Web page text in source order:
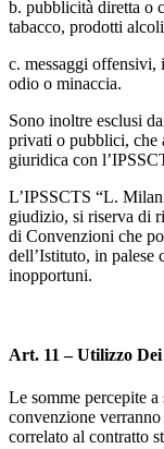
b. pubblicità diretta o
tabacco, prodotti
c. messaggi offensivi,
odio o minaccia.
Sono inoltre esclusi
privati o pubblici, che
giuridica con
L’IPSSCTS “L.
giudizio, si riserva di
di Convenzioni che
dell’Istituto, in palese
inopportuni.
Art. 11 – Utilizzo
Le somme percepite
convenzione
correlato al contratto